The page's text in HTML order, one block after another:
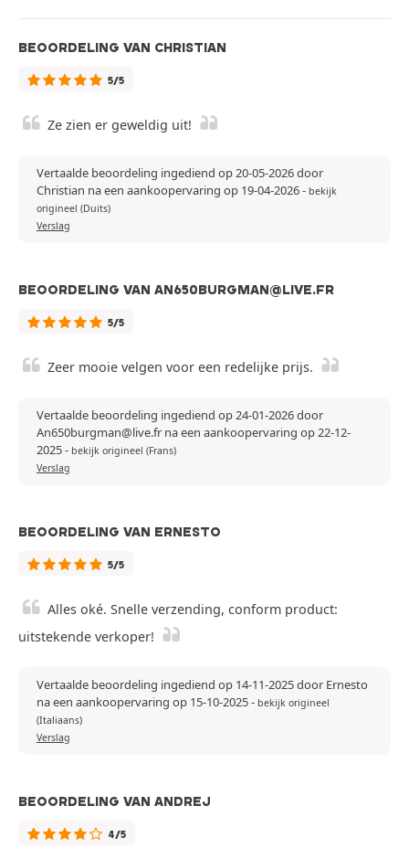
BEOORDELING VAN CHRISTIAN
5/5
Ze zien er geweldig uit!
Vertaalde beoordeling ingediend op 20-05-2026 door
Christian na een aankoopervaring op 19-04-2026- bekijk
origineel (Duits)
Verslag
BEOORDELING VAN AN650BURGMAN@LIVE.FR
5/5
Zeer mooie velgen voor een redelijke prijs.
Vertaalde beoordeling ingediend op 24-01-2026 door
An650burgman@live.fr na een aankoopervaring op 22-12-
2025- bekijk origineel (Frans)
Verslag
BEOORDELING VAN ERNESTO
5/5
Alles oké. Snelle verzending, conform product:
uitstekende verkoper!
Vertaalde beoordeling ingediend op 14-11-2025 door Ernesto
na een aankoopervaring op 15-10-2025- bekijk origineel
(Italiaans)
Verslag
BEOORDELING VAN ANDREJ
4/5